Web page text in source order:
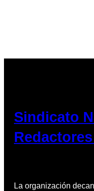
Sindicato
La organización